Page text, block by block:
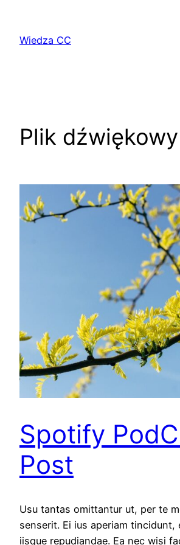
treściWiedza CC
Plik dźwiękowy
Spotify
Post
Usu tantas omittantur ut, per te
senserit. Ei ius aperiam tincidunt,
iisque repudiandae. Ea nec wisi